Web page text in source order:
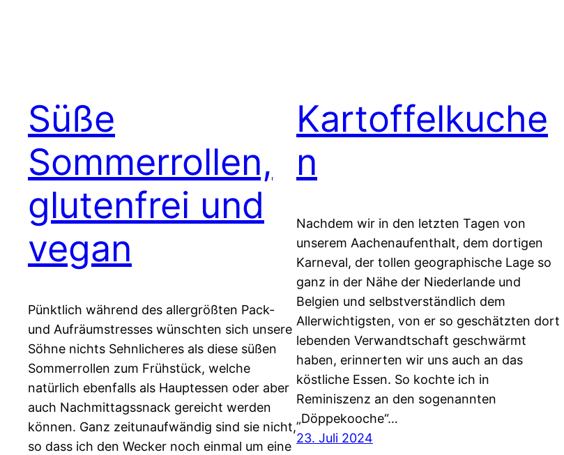
Süße
Sommerrollen,
glutenfrei und
vegan
Pünktlich während des allergrößten Pack-
und Aufräumstresses wünschten sich unsere
Söhne nichts Sehnlicheres als diese süßen
Sommerrollen zum Frühstück, welche
natürlich ebenfalls als Hauptessen oder aber
auch Nachmittagssnack gereicht werden
können. Ganz zeitunaufwändig sind sie nicht,
so dass ich den Wecker noch einmal um eine
Kartoffelkuche
n
Nachdem wir in den letzten Tagen von
unserem Aachenaufenthalt, dem dortigen
Karneval, der tollen geographische Lage so
ganz in der Nähe der Niederlande und
Belgien und selbstverständlich dem
Allerwichtigsten, von er so geschätzten dort
lebenden Verwandtschaft geschwärmt
haben, erinnerten wir uns auch an das
köstliche Essen. So kochte ich in
Reminiszenz an den sogenannten
„Döppekooche“…
23. Juli 2024